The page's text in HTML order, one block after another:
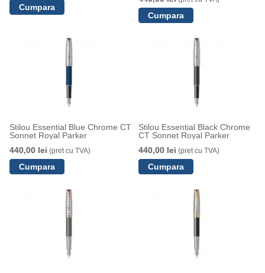
Stilou Essential Blue Chrome CT
Sonnet Royal Parker
440,00 lei (pret cu TVA)
Stilou Essential Black Chrome
CT Sonnet Royal Parker
440,00 lei (pret cu TVA)